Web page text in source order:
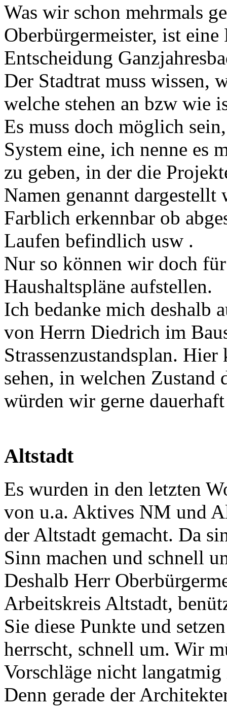
Was wir schon mehrmals
Oberbürgermeister, ist
Entscheidung
Der Stadtrat muss wissen,
welche stehen an bzw wie
Es muss doch möglich
System eine, ich nenne es
zu geben, in der die
Namen genannt dargestellt
Farblich erkennbar ob
Laufen befindlich usw .
Nur so können wir doch
Haushaltspläne aufstellen.
Ich bedanke mich deshalb
von Herrn Diedrich im
Strassenzustandsplan.
sehen, in welchen Zustand
würden wir gerne
Altstadt
Es wurden in den letzten
von u.a. Aktives NM und
der Altstadt gemacht. Da
Sinn machen und schnell
Deshalb Herr
Arbeitskreis Altstadt,
Sie diese Punkte und
herrscht, schnell um. Wir
Vorschläge nicht
Denn gerade der